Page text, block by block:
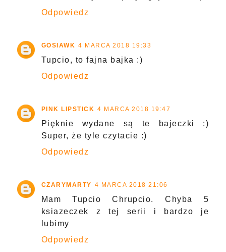
Odpowiedz
GOSIAWK 4 MARCA 2018 19:33
Tupcio, to fajna bajka :)
Odpowiedz
PINK LIPSTICK 4 MARCA 2018 19:47
Pięknie wydane są te bajeczki :)
Super, że tyle czytacie :)
Odpowiedz
CZARYMARTY 4 MARCA 2018 21:06
Mam Tupcio Chrupcio. Chyba 5
ksiazeczek z tej serii i bardzo je
lubimy
Odpowiedz